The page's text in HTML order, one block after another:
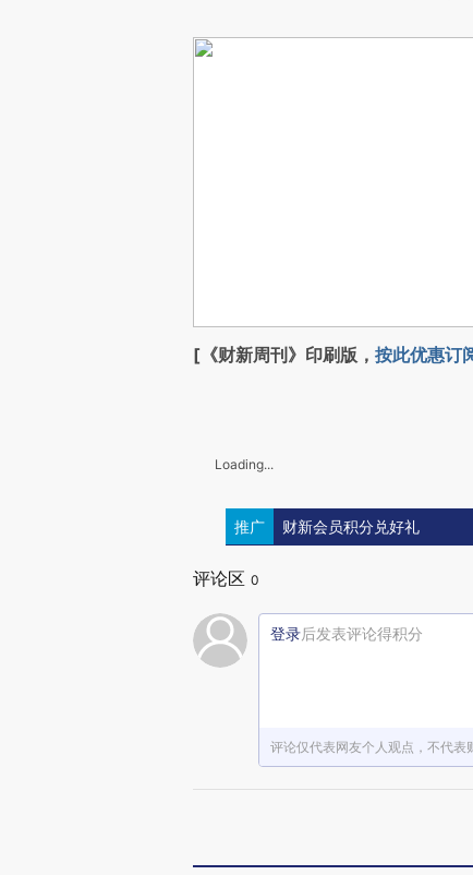
[《财新周刊》印刷版， 按此优惠订
Loading...
推广 财新会员积分兑好礼
评论区 0
登录后发表评论得积分
评论仅代表网友个人观点，不代表